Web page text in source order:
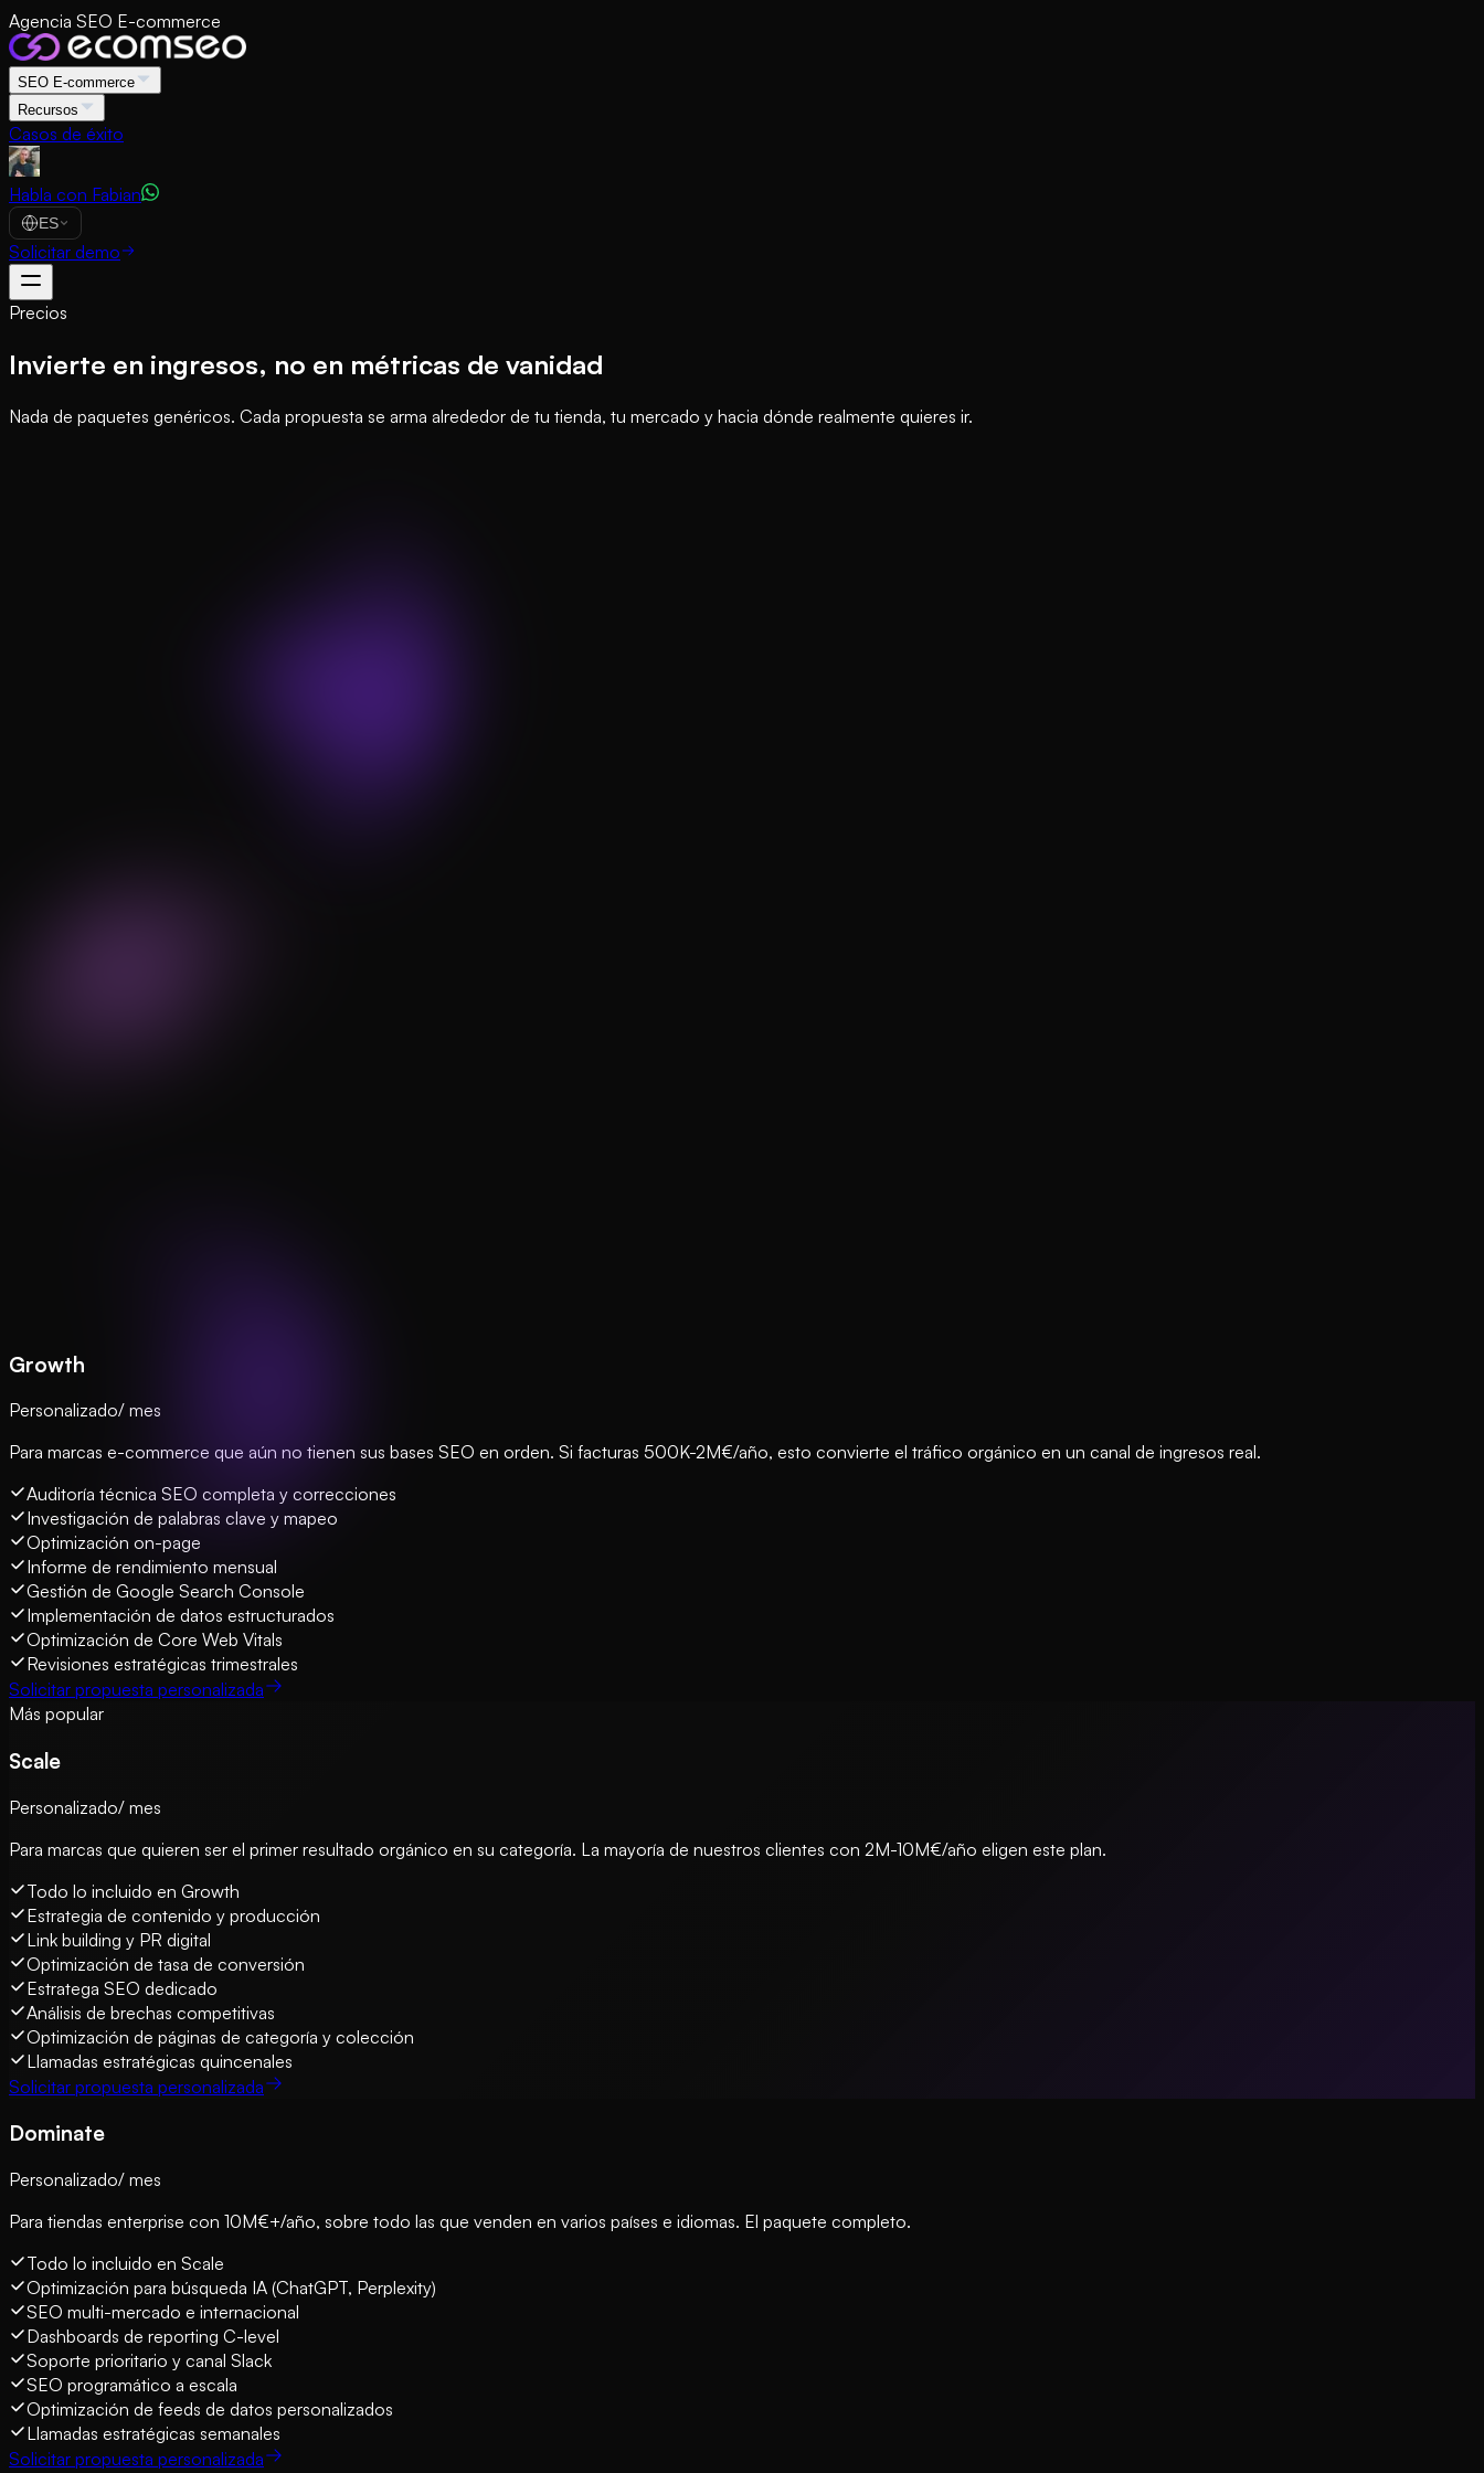
Agencia SEO E-commerce
SEO E-commerce
Recursos
Casos de éxito
Habla con Fabian
ES
Solicitar demo
Precios
Invierte en ingresos, no en métricas de vanidad
Nada de paquetes genéricos. Cada propuesta se arma alrededor de tu tienda, tu mercado y hacia dónde realmente quieres ir.
Growth
Personalizado/ mes
Para marcas e-commerce que aún no tienen sus bases SEO en orden. Si facturas 500K-2M€/año, esto convierte el tráfico orgánico en un canal de ingresos real.
Auditoría técnica SEO completa y correcciones
Investigación de palabras clave y mapeo
Optimización on-page
Informe de rendimiento mensual
Gestión de Google Search Console
Implementación de datos estructurados
Optimización de Core Web Vitals
Revisiones estratégicas trimestrales
Solicitar propuesta personalizada
Más popular
Scale
Personalizado/ mes
Para marcas que quieren ser el primer resultado orgánico en su categoría. La mayoría de nuestros clientes con 2M-10M€/año eligen este plan.
Todo lo incluido en Growth
Estrategia de contenido y producción
Link building y PR digital
Optimización de tasa de conversión
Estratega SEO dedicado
Análisis de brechas competitivas
Optimización de páginas de categoría y colección
Llamadas estratégicas quincenales
Solicitar propuesta personalizada
Dominate
Personalizado/ mes
Para tiendas enterprise con 10M€+/año, sobre todo las que venden en varios países e idiomas. El paquete completo.
Todo lo incluido en Scale
Optimización para búsqueda IA (ChatGPT, Perplexity)
SEO multi-mercado e internacional
Dashboards de reporting C-level
Soporte prioritario y canal Slack
SEO programático a escala
Optimización de feeds de datos personalizados
Llamadas estratégicas semanales
Solicitar propuesta personalizada